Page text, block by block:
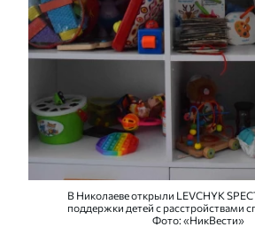
В Николаеве открыли LEVCHYK
поддержки детей с расстройствами
Фото: «НикВести»